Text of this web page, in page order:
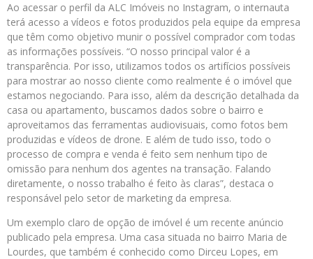
Ao acessar o perfil da ALC Imóveis no Instagram, o internauta
terá acesso a vídeos e fotos produzidos pela equipe da empresa
que têm como objetivo munir o possível comprador com todas
as informações possíveis. “O nosso principal valor é a
transparência. Por isso, utilizamos todos os artifícios possíveis
para mostrar ao nosso cliente como realmente é o imóvel que
estamos negociando. Para isso, além da descrição detalhada da
casa ou apartamento, buscamos dados sobre o bairro e
aproveitamos das ferramentas audiovisuais, como fotos bem
produzidas e vídeos de drone. E além de tudo isso, todo o
processo de compra e venda é feito sem nenhum tipo de
omissão para nenhum dos agentes na transação. Falando
diretamente, o nosso trabalho é feito às claras”, destaca o
responsável pelo setor de marketing da empresa.
Um exemplo claro de opção de imóvel é um recente anúncio
publicado pela empresa. Uma casa situada no bairro Maria de
Lourdes, que também é conhecido como Dirceu Lopes, em